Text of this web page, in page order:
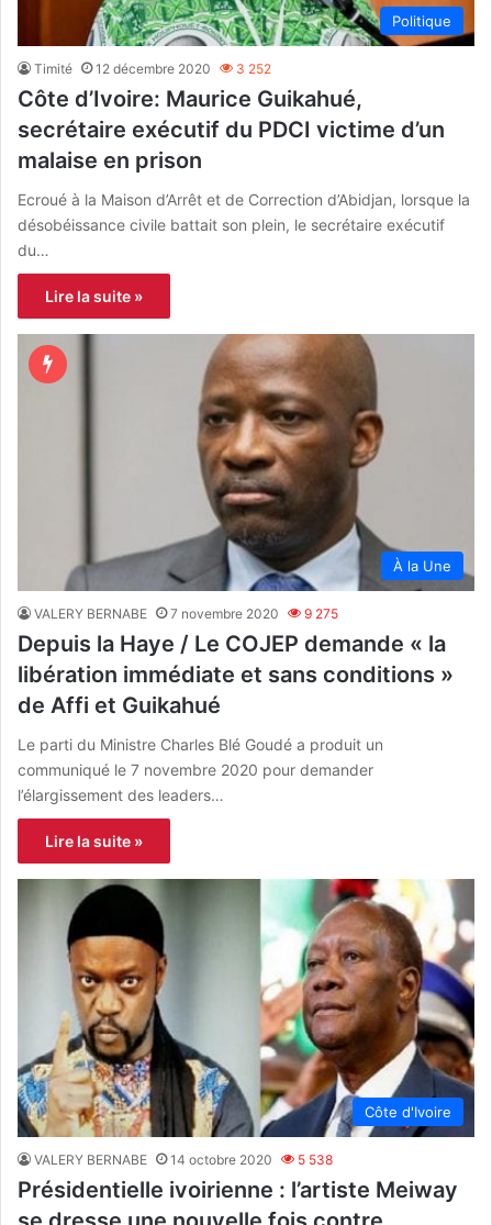
Politique
Timité 12 décembre 2020 3 252
Côte d’Ivoire: Maurice Guikahué,
secrétaire exécutif du PDCI victime d’un
malaise en prison
Ecroué à la Maison d’Arrêt et de Correction d’Abidjan, lorsque la
désobéissance civile battait son plein, le secrétaire exécutif
du…
Lire la suite »
À la Une
VALERY BERNABE 7 novembre 2020 9 275
Depuis la Haye / Le COJEP demande « la
libération immédiate et sans conditions »
de Affi et Guikahué
Le parti du Ministre Charles Blé Goudé a produit un
communiqué le 7 novembre 2020 pour demander
l’élargissement des leaders…
Lire la suite »
Côte d'Ivoire
VALERY BERNABE 14 octobre 2020 5 538
Présidentielle ivoirienne : l’artiste Meiway